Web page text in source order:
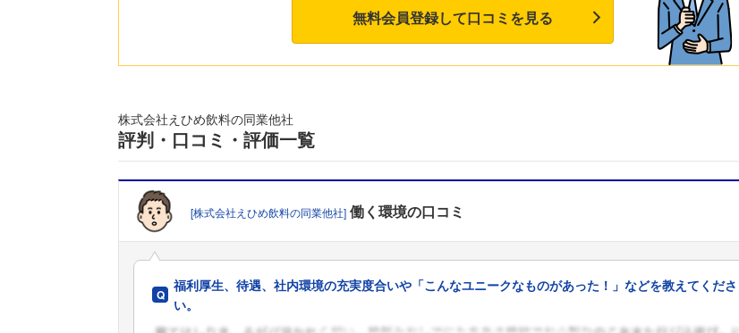
無料会員登録して口コミを見る
株式会社えひめ飲料の同業他社
評判・口コミ・評価一覧
[株式会社えひめ飲料の同業他社] 働く環境の口コミ
福利厚生、待遇、社内環境の充実度合いや「こんなユニークなものがあった！」などを教えてくださ
い。